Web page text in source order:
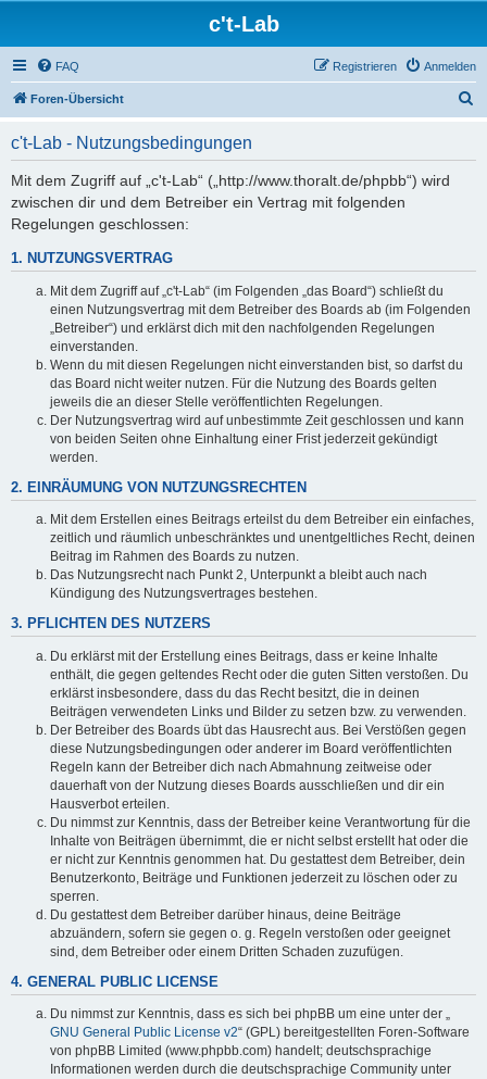
c't-Lab
FAQ Anmelden
Registrieren
Foren-Übersicht
c't-Lab - Nutzungsbedingungen
Mit dem Zugriff auf „c't-Lab“ („http://www.thoralt.de/phpbb“) wird
zwischen dir und dem Betreiber ein Vertrag mit folgenden
Regelungen geschlossen:
1. NUTZUNGSVERTRAG
Mit dem Zugriff auf „c't-Lab“ (im Folgenden „das Board“) schließt du
einen Nutzungsvertrag mit dem Betreiber des Boards ab (im Folgenden
„Betreiber“) und erklärst dich mit den nachfolgenden Regelungen
einverstanden.
Wenn du mit diesen Regelungen nicht einverstanden bist, so darfst du
das Board nicht weiter nutzen. Für die Nutzung des Boards gelten
jeweils die an dieser Stelle veröffentlichten Regelungen.
Der Nutzungsvertrag wird auf unbestimmte Zeit geschlossen und kann
von beiden Seiten ohne Einhaltung einer Frist jederzeit gekündigt
werden.
2. EINRÄUMUNG VON NUTZUNGSRECHTEN
Mit dem Erstellen eines Beitrags erteilst du dem Betreiber ein einfaches,
zeitlich und räumlich unbeschränktes und unentgeltliches Recht, deinen
Beitrag im Rahmen des Boards zu nutzen.
Das Nutzungsrecht nach Punkt 2, Unterpunkt a bleibt auch nach
Kündigung des Nutzungsvertrages bestehen.
3. PFLICHTEN DES NUTZERS
Du erklärst mit der Erstellung eines Beitrags, dass er keine Inhalte
enthält, die gegen geltendes Recht oder die guten Sitten verstoßen. Du
erklärst insbesondere, dass du das Recht besitzt, die in deinen
Beiträgen verwendeten Links und Bilder zu setzen bzw. zu verwenden.
Der Betreiber des Boards übt das Hausrecht aus. Bei Verstößen gegen
diese Nutzungsbedingungen oder anderer im Board veröffentlichten
Regeln kann der Betreiber dich nach Abmahnung zeitweise oder
dauerhaft von der Nutzung dieses Boards ausschließen und dir ein
Hausverbot erteilen.
Du nimmst zur Kenntnis, dass der Betreiber keine Verantwortung für die
Inhalte von Beiträgen übernimmt, die er nicht selbst erstellt hat oder die
er nicht zur Kenntnis genommen hat. Du gestattest dem Betreiber, dein
Benutzerkonto, Beiträge und Funktionen jederzeit zu löschen oder zu
sperren.
Du gestattest dem Betreiber darüber hinaus, deine Beiträge
abzuändern, sofern sie gegen o. g. Regeln verstoßen oder geeignet
sind, dem Betreiber oder einem Dritten Schaden zuzufügen.
4. GENERAL PUBLIC LICENSE
Du nimmst zur Kenntnis, dass es sich bei phpBB um eine unter der „
GNU General Public License v2“ (GPL) bereitgestellten Foren-Software
von phpBB Limited (www.phpbb.com) handelt; deutschsprachige
Informationen werden durch die deutschsprachige Community unter